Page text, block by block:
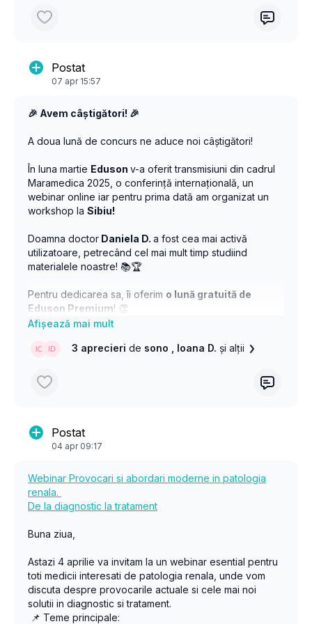
minim invaziv al patologiei tumorale: laparoscopie vs
robotică
asemănări, indicații -
Florin Grama
10:00-10:30 Chirurgia minim invazivă în patologia
10:30 - 12:00 Sesiunea de simulare pe Robot
DaVinci XI
oncologic multidisciplinar
12:00-12:30 Termoablația percutană a tumorilor renale -
12:30-13:00 Progrese în diagnosticul molecular și
imunoterapia carcinoamelor bronjopulmonare non-
micro celulare avansate: experiența Institutului
Oncologic Prof. Dr. Ion Chiricuță -Tudor Ciuleanu
13:00-13:20 Medicina de precizie în cancerul mamar:
sinergia dintre cercetare, clinică și tehnologie -
Ovidiu
13:20-13:40 Îmbunătățirea rezultatelor în chirurgia
cancerului ovarian: o continuă provocare -
13:40 - 14:00 Pauza de cafea
Sesiunea III 14:00-11:00 Rolul tehnologiei în diagnosticul
imagistic/endoscopic al patologiei tumorale
14:00 - 14:20 Aplicații ale Inteligenței Artificiale in
gasteoenterologie -
Dan Dumitrascu
14:20 - 14:40 Ecografia multimodală. Plusvaloare în
afecțiunile tiroidiene -
Postat
07 apr 15:57
🎉 Avem câștigători! 🎉
A doua lună de concurs ne aduce noi câștigători!
În luna martie Eduson v-a oferit transmisiuni din cadrul
Maramedica 2025, o conferință internațională, un
webinar online iar pentru prima dată am organizat un
workshop la Sibiu!
Doamna doctor Daniela D. a fost cea mai activă
utilizatoare, petrecând cel mai mult timp studiind
materialele noastre! 📚🏆
Pentru dedicarea sa, îi oferim o lună gratuită de
Eduson Premium! 👏
nostru continuă și în luna aprilie 🤞☘️!
#Eduson #EducațieFărăLimite #Câștigători
#ÎnvațăMaiMult
3 aprecieri de sono , Ioana D. și alții
Postat
04 apr 09:17
Webinar Provocari si abordari moderne in patologia
renala.
De la diagnostic la tratament
Buna ziua,
Astazi 4 aprilie va invitam la un webinar esential pentru
toti medicii interesati de patologia renala, unde vom
discuta despre provocarile actuale si cele mai noi
solutii in diagnostic si tratament.
📌 Teme principale: